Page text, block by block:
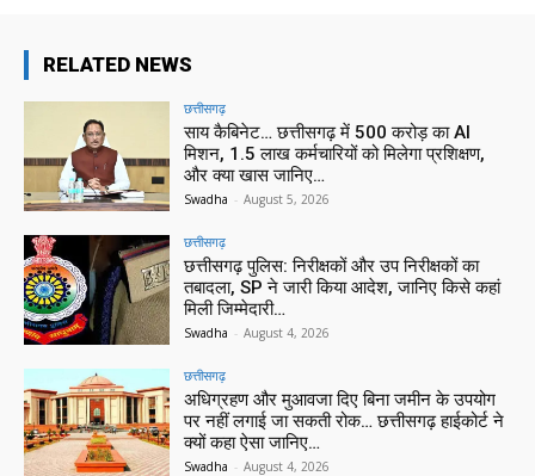
RELATED NEWS
छत्तीसगढ़
साय कैबिनेट… छत्तीसगढ़ में 500 करोड़ का AI
मिशन, 1.5 लाख कर्मचारियों को मिलेगा प्रशिक्षण,
और क्या खास जानिए…
Swadha - August 5, 2026
छत्तीसगढ़
छत्तीसगढ़ पुलिस: निरीक्षकों और उप निरीक्षकों का
तबादला, SP ने जारी किया आदेश, जानिए किसे कहां
मिली जिम्मेदारी…
Swadha - August 4, 2026
छत्तीसगढ़
अधिग्रहण और मुआवजा दिए बिना जमीन के उपयोग
पर नहीं लगाई जा सकती रोक… छत्तीसगढ़ हाईकोर्ट ने
क्यों कहा ऐसा जानिए…
Swadha - August 4, 2026